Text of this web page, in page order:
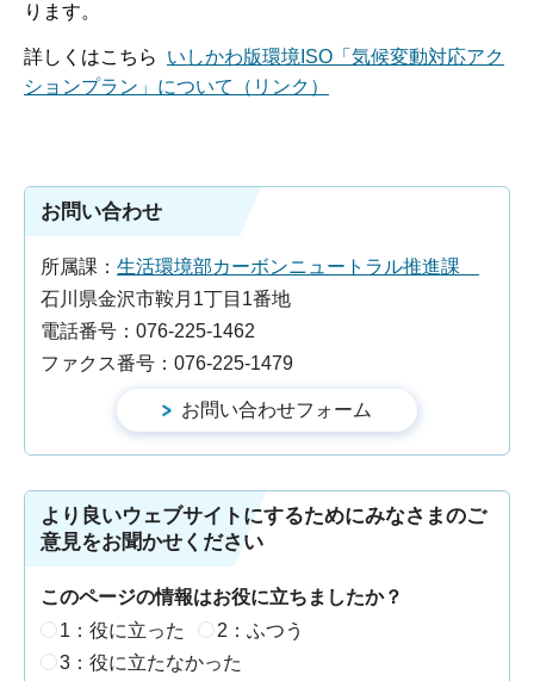
ります。
詳しくはこちら いしかわ版環境ISO「気候変動対応アク
ションプラン」について（リンク）
お問い合わせ
所属課： 生活環境部カーボンニュートラル推進課
石川県金沢市鞍月1丁目1番地
電話番号：076-225-1462
ファクス番号：076-225-1479
より良いウェブサイトにするためにみなさまのご
意見をお聞かせください
このページの情報はお役に立ちましたか？
1：役に立った
2：ふつう
3：役に立たなかった